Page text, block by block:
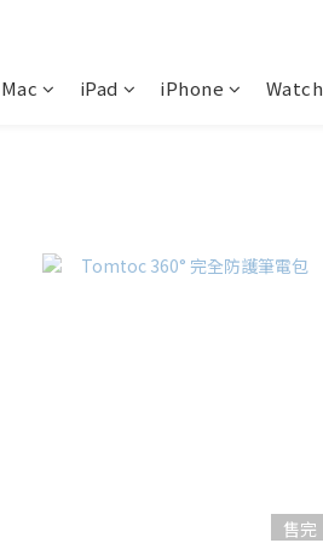
Mac iPad iPhone Watch
售完